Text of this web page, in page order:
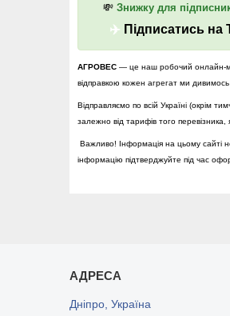
💸 Знижку для
✈️ Підписатись на
АГРОВЕС — це наш робочий онлайн-
відправкою кожен агрегат ми
Відправляємо по всій Україні (окрім
залежно від тарифів того перевізника,
Важливо! Інформація на цьому сайті
інформацію підтверджуйте під час
Дніпро, Україна